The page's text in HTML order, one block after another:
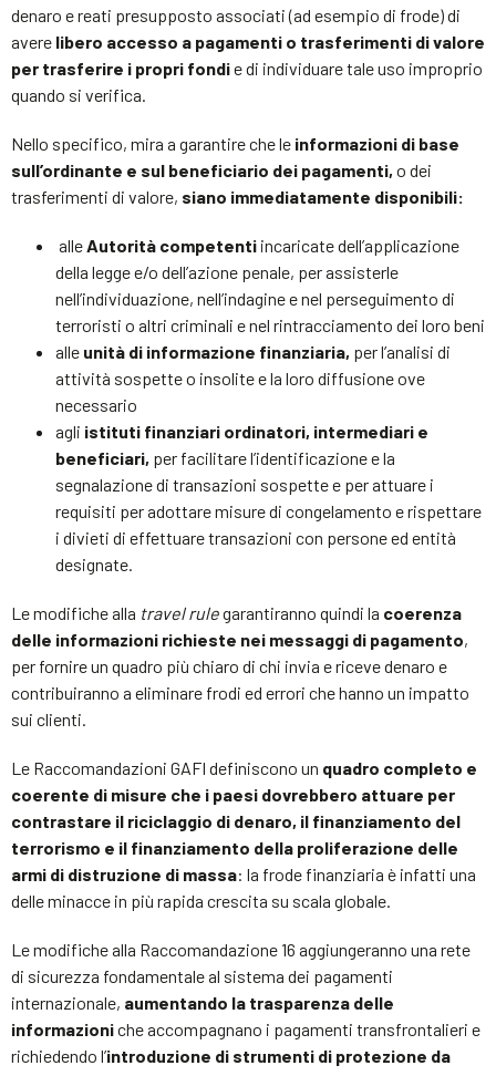
denaro e reati presupposto associati (ad esempio di frode) di
avere libero accesso a pagamenti o trasferimenti di valore
per trasferire i propri fondie di individuare tale uso improprio
quando si verifica.
Nello specifico, mira a garantire che le informazioni di base
sull’ordinante e sul beneficiario dei pagamenti, o dei
trasferimenti di valore, siano immediatamente disponibili:
alleAutorità competenti incaricate dell’applicazione
della legge e/o dell’azione penale, per assisterle
nell’individuazione, nell’indagine e nel perseguimento di
terroristi o altri criminali e nel rintracciamento dei loro beni
alle unità di informazione finanziaria, per l’analisi di
attività sospette o insolite e la loro diffusione ove
necessario
agli istituti finanziari ordinatori, intermediari e
beneficiari, per facilitare l’identificazione e la
segnalazione di transazioni sospette e per attuare i
requisiti per adottare misure di congelamento e rispettare
i divieti di effettuare transazioni con persone ed entità
designate.
Le modifiche alla travel rulegarantiranno quindi la coerenza
delle informazioni richieste nei messaggi di pagamento,
per fornire un quadro più chiaro di chi invia e riceve denaro e
contribuiranno a eliminare frodi ed errori che hanno un impatto
sui clienti.
Le Raccomandazioni GAFI definiscono un quadro completo e
coerente di misure che i paesi dovrebbero attuare per
contrastare il riciclaggio di denaro, il finanziamento del
terrorismo e il finanziamento della proliferazione delle
armi di distruzione di massa: la frode finanziaria è infatti una
delle minacce in più rapida crescita su scala globale.
Le modifiche alla Raccomandazione 16 aggiungeranno una rete
di sicurezza fondamentale al sistema dei pagamenti
internazionale, aumentando la trasparenza delle
informazioniche accompagnano i pagamenti transfrontalieri e
richiedendo l’introduzione di strumenti di protezione da